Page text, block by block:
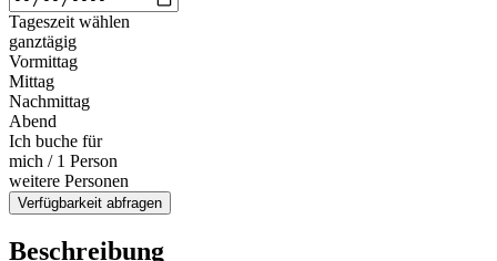
Tageszeit wählen
ganztägig
Vormittag
Mittag
Nachmittag
Abend
Ich buche für
mich / 1 Person
weitere Personen
Verfügbarkeit abfragen
Beschreibung